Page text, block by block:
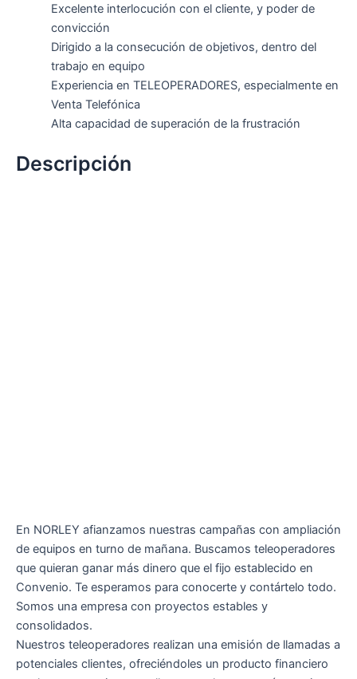
Excelente interlocución con el cliente, y poder de
convicción
Dirigido a la consecución de objetivos, dentro del
trabajo en equipo
Experiencia en TELEOPERADORES, especialmente en
Venta Telefónica
Alta capacidad de superación de la frustración
Descripción
En NORLEY afianzamos nuestras campañas con ampliación
de equipos en turno de mañana. Buscamos teleoperadores
que quieran ganar más dinero que el fijo establecido en
Convenio. Te esperamos para conocerte y contártelo todo.
Somos una empresa con proyectos estables y
consolidados.
Nuestros teleoperadores realizan una emisión de llamadas a
potenciales clientes, ofreciéndoles un producto financiero